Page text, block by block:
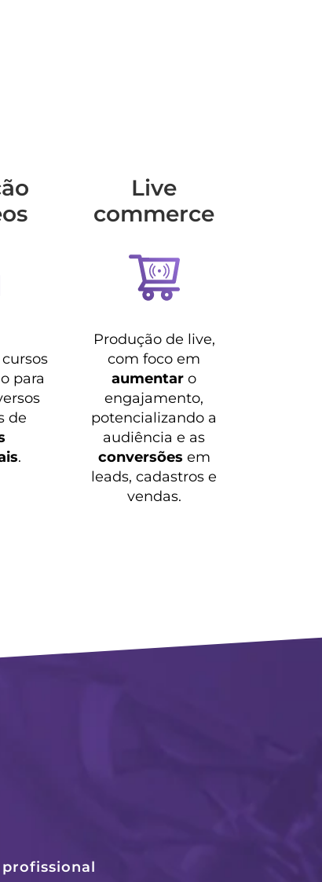
para
de
.
Live
commerce
Produção de live,
com foco em
aumentar o
engajamento,
potencializando a
audiência e as
conversões em
leads, cadastros e
vendas.